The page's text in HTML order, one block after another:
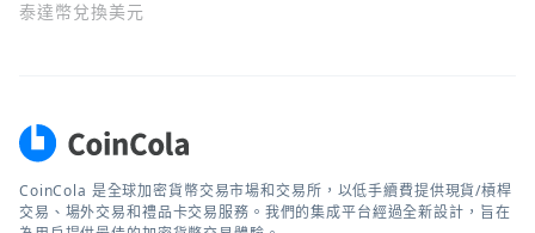
泰達幣兌換美元
CoinCola 是全球加密貨幣交易市場和交易所，以低手續費提供現貨/槓桿
交易、場外交易和禮品卡交易服務。我們的集成平台經過全新設計，旨在